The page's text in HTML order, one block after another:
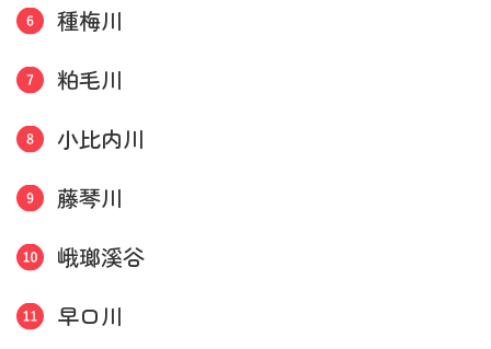
種梅川
粕毛川
小比内川
藤琴川
峨瑯溪谷
早口川